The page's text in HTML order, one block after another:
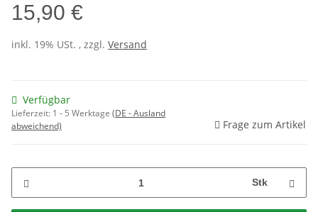
15,90 €
inkl. 19% USt. , zzgl. Versand
Verfügbar
Lieferzeit: 1 - 5 Werktage (DE - Ausland
abweichend)
Frage zum Artikel
Stk